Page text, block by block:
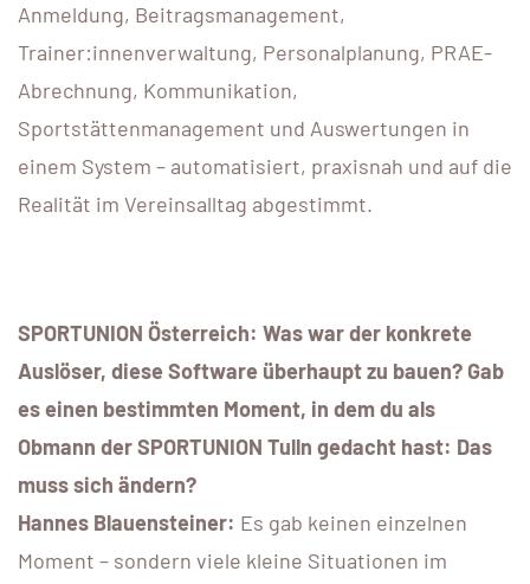
Anmeldung, Beitragsmanagement,
Trainer:innenverwaltung, Personalplanung, PRAE-
Abrechnung, Kommunikation,
Sportstättenmanagement und Auswertungen in
einem System – automatisiert, praxisnah und auf die
Realität im Vereinsalltag abgestimmt.
SPORTUNION Österreich: Was war der konkrete
Auslöser, diese Software überhaupt zu bauen? Gab
es einen bestimmten Moment, in dem du als
Obmann der SPORTUNION Tulln gedacht hast: Das
muss sich ändern?
Hannes Blauensteiner: Es gab keinen einzelnen
Moment – sondern viele kleine Situationen im